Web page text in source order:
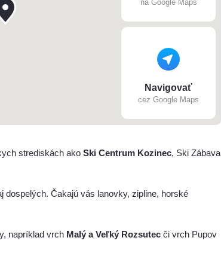
na Google Maps
Navigovať
cez Google Maps
strediskách ako Ski Centrum Kozinec, Ski Zábava
dospelých. Čakajú vás lanovky, zipline, horské
napríklad vrch Malý a Veľký Rozsutec či vrch Pupov